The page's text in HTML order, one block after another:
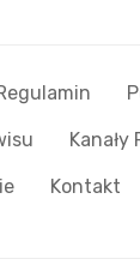
Kanały
Kontakt